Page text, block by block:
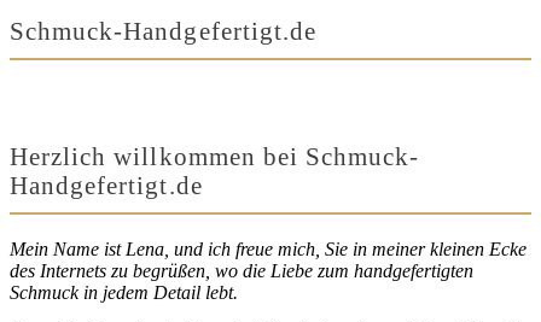
Schmuck-Handgefertigt.de
Herzlich willkommen bei Schmuck-
Handgefertigt.de
Mein Name ist Lena, und ich freue mich, Sie in meiner kleinen Ecke
des Internets zu begrüßen, wo die Liebe zum handgefertigten
Schmuck in jedem Detail lebt.